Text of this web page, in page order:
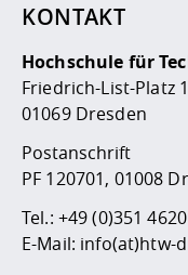
KONTAKT
Hochschule für
Friedrich-List-Platz 1
01069 Dresden
Postanschrift
PF 120701, 01008
Tel.: +49 (0)351 4620
E-Mail: info(at)htw-